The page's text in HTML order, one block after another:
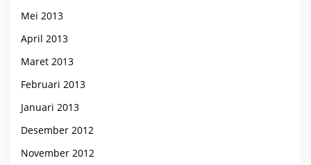
Mei 2013
April 2013
Maret 2013
Februari 2013
Januari 2013
Desember 2012
November 2012